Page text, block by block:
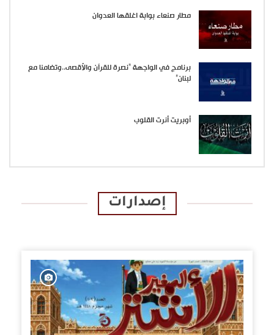
مطار صنعاء بوابة اغلقها العدوان
برنامج في الواجهة “نصرة للقرآن والأقصى..وتضامنا مع
لبنان”
أوبريت أنرت القلوب
إصدارات